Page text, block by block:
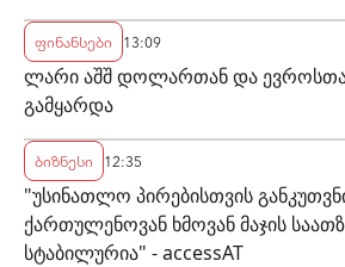
ფინანსები 13:09
ლარი აშშ დოლართან და
გამყარდა
ბიზნესი 12:35
"უსინათლო პირებისთვის
ქართულენოვან ხმოვან მაჯის
სტაბილურია" - accessAT